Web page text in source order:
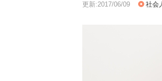
更新:2017/06/09 社会